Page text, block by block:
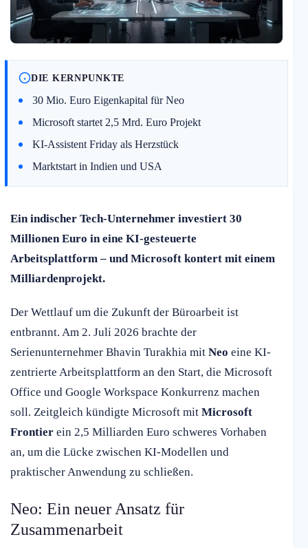
DIE KERNPUNKTE
30 Mio. Euro Eigenkapital für Neo
Microsoft startet 2,5 Mrd. Euro Projekt
KI-Assistent Friday als Herzstück
Marktstart in Indien und USA
Ein indischer Tech-Unternehmer investiert 30
Millionen Euro in eine KI-gesteuerte
Arbeitsplattform – und Microsoft kontert mit einem
Milliardenprojekt.
Der Wettlauf um die Zukunft der Büroarbeit ist
entbrannt. Am 2. Juli 2026 brachte der
Serienunternehmer Bhavin Turakhia mit Neo eine KI-
zentrierte Arbeitsplattform an den Start, die Microsoft
Office und Google Workspace Konkurrenz machen
soll. Zeitgleich kündigte Microsoft mit Microsoft
Frontier ein 2,5 Milliarden Euro schweres Vorhaben
an, um die Lücke zwischen KI-Modellen und
praktischer Anwendung zu schließen.
Neo: Ein neuer Ansatz für
Zusammenarbeit